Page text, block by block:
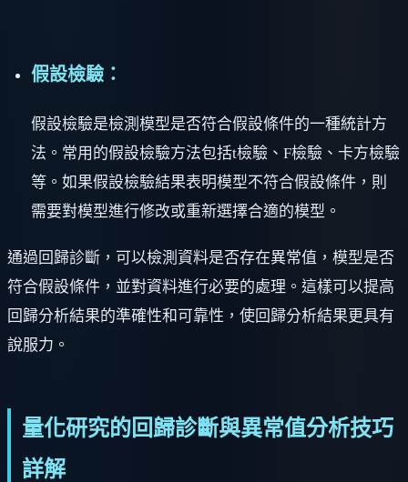
假設檢驗：
假設檢驗是檢測模型是否符合假設條件的一種統計方
法。常用的假設檢驗方法包括t檢驗、F檢驗、卡方檢驗
等。如果假設檢驗結果表明模型不符合假設條件，則
需要對模型進行修改或重新選擇合適的模型。
通過回歸診斷，可以檢測資料是否存在異常值，模型是否
符合假設條件，並對資料進行必要的處理。這樣可以提高
回歸分析結果的準確性和可靠性，使回歸分析結果更具有
說服力。
量化研究的回歸診斷與異常值分析技巧
詳解